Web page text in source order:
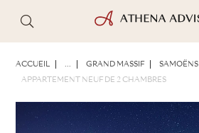
ACCUEIL ... GRAND MASSIF SAMOËNS
APPARTEMENT NEUF DE 2 CHAMBRES